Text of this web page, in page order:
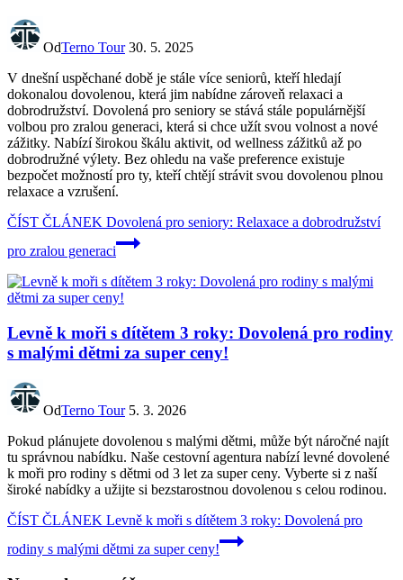
OdTerno Tour 30. 5. 2025
V dnešní uspěchané době je stále více seniorů, kteří hledají
dokonalou dovolenou, která jim nabídne zároveň relaxaci a
dobrodružství. Dovolená pro seniory se stává stále populárnější
volbou pro zralou generaci, která si chce užít svou volnost a nové
zážitky. Nabízí širokou škálu aktivit, od wellness zážitků až po
dobrodružné výlety. Bez ohledu na vaše preference existuje
bezpočet možností pro ty, kteří chtějí strávit svou dovolenou plnou
relaxace a vzrušení.
ČÍST ČLÁNEK Dovolená pro seniory: Relaxace a dobrodružství
pro zralou generaci
Levně k moři s dítětem 3 roky: Dovolená pro rodiny
s malými dětmi za super ceny!
OdTerno Tour 5. 3. 2026
Pokud plánujete dovolenou s malými dětmi, může být náročné najít
tu správnou nabídku. Naše cestovní agentura nabízí levné dovolené
k moři pro rodiny s dětmi od 3 let za super ceny. Vyberte si z naší
široké nabídky a užijte si bezstarostnou dovolenou s celou rodinou.
ČÍST ČLÁNEK Levně k moři s dítětem 3 roky: Dovolená pro
rodiny s malými dětmi za super ceny!